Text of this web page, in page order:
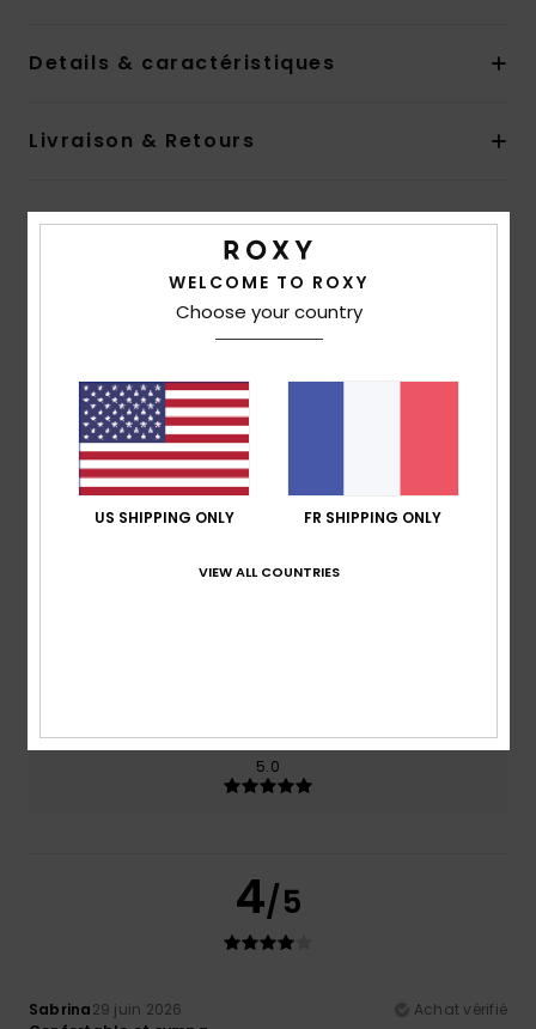
Details & caractéristiques
Livraison & Retours
Note moyenne
4.0
basé sur1 avis vérifiés
100% de nos clients recommandent ce produit
Coloris
5.0
4/5
Sabrina29 juin 2026
Achat vérifié
WELCOME TO ROXY
Choose your country
US SHIPPING ONLY FR SHIPPING ONLY
VIEW ALL COUNTRIES